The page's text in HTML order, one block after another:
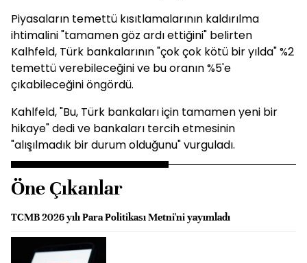
Piyasaların temettü kısıtlamalarının kaldırılma
ihtimalini "tamamen göz ardı ettiğini" belirten
Kalhfeld, Türk bankalarının "çok çok kötü bir yılda" %2
temettü verebileceğini ve bu oranın %5'e
çıkabileceğini öngördü.
Kahlfeld, "Bu, Türk bankaları için tamamen yeni bir
hikaye" dedi ve bankaları tercih etmesinin
"alışılmadık bir durum olduğunu" vurguladı.
Öne Çıkanlar
TCMB 2026 yılı Para Politikası Metni'ni yayımladı